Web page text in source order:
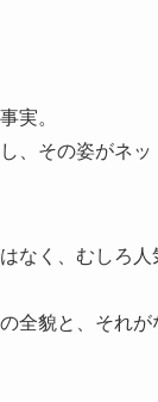
実。
、その姿がネ
なく、むしろ人
全貌と、それ